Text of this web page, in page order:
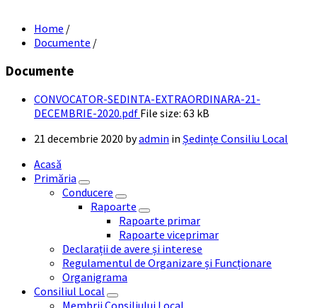
Home /
Documente /
Documente
CONVOCATOR-SEDINTA-EXTRAORDINARA-21-
DECEMBRIE-2020.pdf File size: 63 kB
21 decembrie 2020 byadmin in Ședințe Consiliu Local
Acasă
Primăria
Conducere
Rapoarte
Rapoarte primar
Rapoarte viceprimar
Declarații de avere și interese
Regulamentul de Organizare și Funcționare
Organigrama
Consiliul Local